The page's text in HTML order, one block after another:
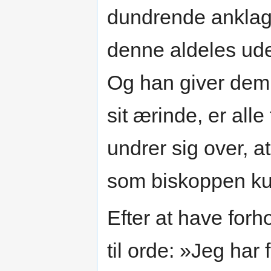
dundrende
denne aldeles
Og han giver
sit ærinde, er alle
undrer sig over,
som biskoppen
Efter at have
til orde: »Jeg har